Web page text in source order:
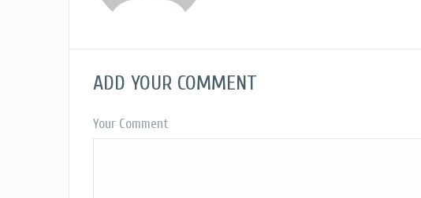
ADD YOUR COMMENT
Your Comment